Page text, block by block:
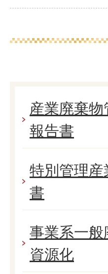
産業廃棄
報告書
特別管理
書
事業系一
資源化